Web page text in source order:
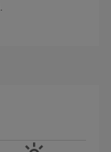
.